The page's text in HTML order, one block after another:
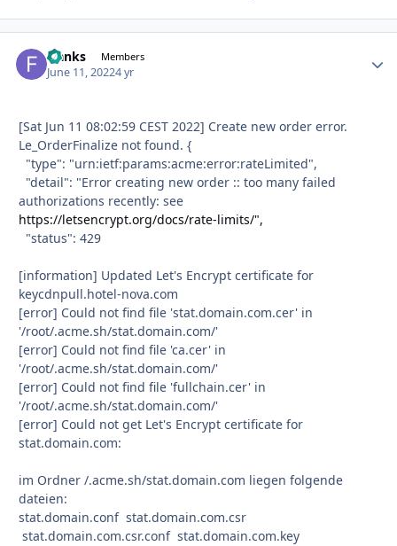
franks Members
June 11, 20224 yr
[Sat Jun 11 08:02:59 CEST 2022] Create new order error.
Le_OrderFinalize not found. {
"type": "urn:ietf:params:acme:error:rateLimited",
"detail": "Error creating new order :: too many failed
authorizations recently: see
https://letsencrypt.org/docs/rate-limits/",
"status": 429
[information] Updated Let's Encrypt certificate for
keycdnpull.hotel-nova.com
[error] Could not find file 'stat.domain.com.cer' in
'/root/.acme.sh/stat.domain.com/'
[error] Could not find file 'ca.cer' in
'/root/.acme.sh/stat.domain.com/'
[error] Could not find file 'fullchain.cer' in
'/root/.acme.sh/stat.domain.com/'
[error] Could not get Let's Encrypt certificate for
stat.domain.com:
im Ordner /.acme.sh/stat.domain.com liegen folgende
dateien:
stat.domain.conf stat.domain.com.csr
stat.domain.com.csr.conf stat.domain.com.key